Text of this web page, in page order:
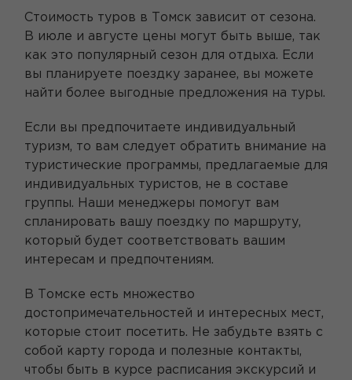
Стоимость туров в Томск зависит от сезона.
В июле и августе цены могут быть выше, так
как это популярный сезон для отдыха. Если
вы планируете поездку заранее, вы можете
найти более выгодные предложения на туры.
Если вы предпочитаете индивидуальный
туризм, то вам следует обратить внимание на
туристические программы, предлагаемые для
индивидуальных туристов, не в составе
группы. Наши менеджеры помогут вам
спланировать вашу поездку по маршруту,
который будет соответствовать вашим
интересам и предпочтениям.
В Томске есть множество
достопримечательностей и интересных мест,
которые стоит посетить. Не забудьте взять с
собой карту города и полезные контакты,
чтобы быть в курсе расписания экскурсий и